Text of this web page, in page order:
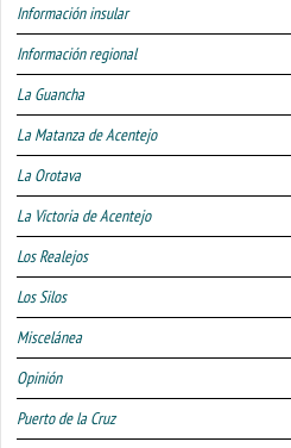
Información insular
Información regional
La Guancha
La Matanza de Acentejo
La Orotava
La Victoria de Acentejo
Los Realejos
Los Silos
Miscelánea
Opinión
Puerto de la Cruz